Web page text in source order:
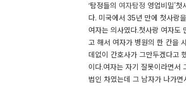
‘탐정들의 여자탐정 영업비밀'첫
다. 미국에서 35년 만에 첫사랑을
여자는 의사였다.첫사랑 여자도
고 해서 여자가 병원의 한 칸을
데없이 간호사가 그만두겠다고
이다.여자는 자기 잘못이라면서
법인 차였는데 그 남자가 나가